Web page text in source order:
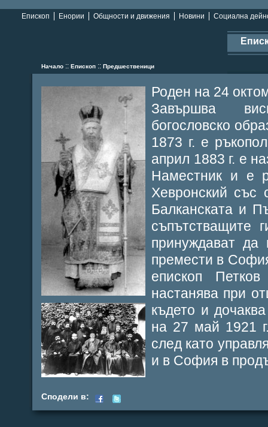
Епископ Енории Общности и движения Новини Социална
Начало :: Епископ :: Предшественици
Роден на 24
Завършва
богословско
1873 г. е
април 1883 г. е
Наместник и е
Хевронский със
Балканската и
съпътстващите
принуждават
премести в
епископ
настанява при
където и
на 27 май 1921
след като
и в София в
Сподели в: